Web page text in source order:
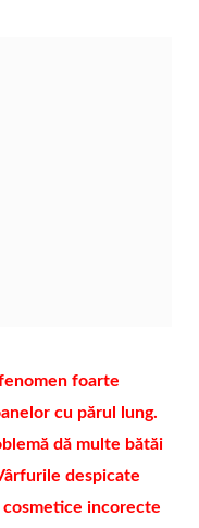
foarte
cu părul lung.
dă multe bătăi
despicate
incorecte